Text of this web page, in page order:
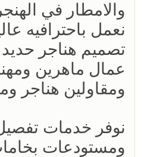
والامطار في
نعمل باحترافيه
تصميم هناجر
عمال ماهرين
ومقاولين هناجر
نوفر خدمات
ومستودعات